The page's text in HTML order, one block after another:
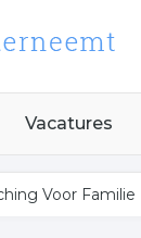
Vacatures
Voor